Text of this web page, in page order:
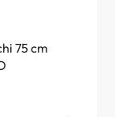
75 cm